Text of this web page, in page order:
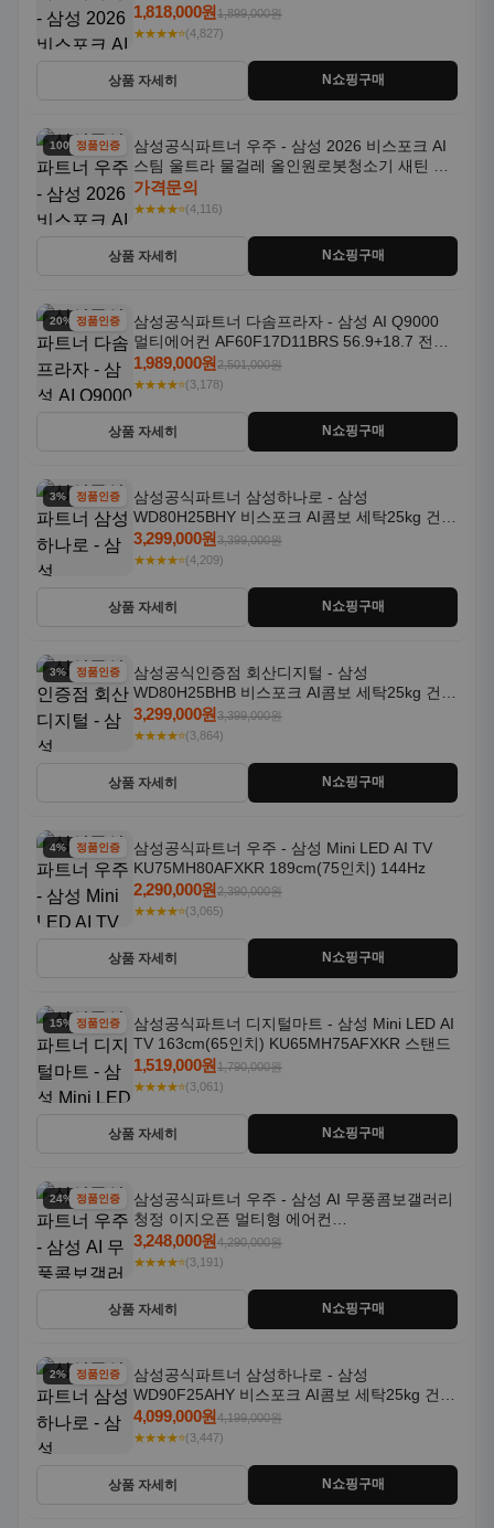
레이지 AAG
1,818,000원1,899,000원
★★★★⭐(4,827)
상품 자세히 N쇼핑구매
100% 할인
정품인증
삼성공식파트너 우주 - 삼성 2026 비스포크 AI
스팀 울트라 물걸레 올인원로봇청소기 새틴 차
콜 AAH
가격문의
★★★★⭐(4,116)
상품 자세히 N쇼핑구매
20% 할인정품인증
삼성공식파트너 다솜프라자 - 삼성 AI Q9000
멀티에어컨 AF60F17D11BRS 56.9+18.7 전국
기본설치포함
1,989,000원2,501,000원
★★★★⭐(3,178)
상품 자세히 N쇼핑구매
3% 할인정품인증
삼성공식파트너 삼성하나로 - 삼성
WD80H25BHY 비스포크 AI콤보 세탁25kg 건조
18kg 26년형 일체형 1등급
3,299,000원3,399,000원
★★★★⭐(4,209)
상품 자세히 N쇼핑구매
3% 할인정품인증
삼성공식인증점 회산디지털 - 삼성
WD80H25BHB 비스포크 AI콤보 세탁25kg 건조
18kg 26년형 일체형 1등급
3,299,000원3,399,000원
★★★★⭐(3,864)
상품 자세히 N쇼핑구매
4% 할인정품인증
삼성공식파트너 우주 - 삼성 Mini LED AI TV
KU75MH80AFXKR 189cm(75인치) 144Hz
2,290,000원2,390,000원
★★★★⭐(3,065)
상품 자세히 N쇼핑구매
15% 할인정품인증
삼성공식파트너 디지털마트 - 삼성 Mini LED AI
TV 163cm(65인치) KU65MH75AFXKR 스탠드
1,519,000원1,790,000원
★★★★⭐(3,061)
상품 자세히 N쇼핑구매
24% 할인정품인증
삼성공식파트너 우주 - 삼성 AI 무풍콤보갤러리
청정 이지오픈 멀티형 에어컨
AF80F17D22WRS 기본설치포함
3,248,000원4,290,000원
★★★★⭐(3,191)
상품 자세히 N쇼핑구매
2% 할인정품인증
삼성공식파트너 삼성하나로 - 삼성
WD90F25AHY 비스포크 AI콤보 세탁25kg 건조
18kg 자동문열림 1등급
4,099,000원4,199,000원
★★★★⭐(3,447)
상품 자세히 N쇼핑구매